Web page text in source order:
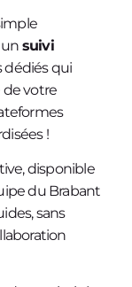
suivi
dédiés qui
votre
!
disponible
du Brabant
sans